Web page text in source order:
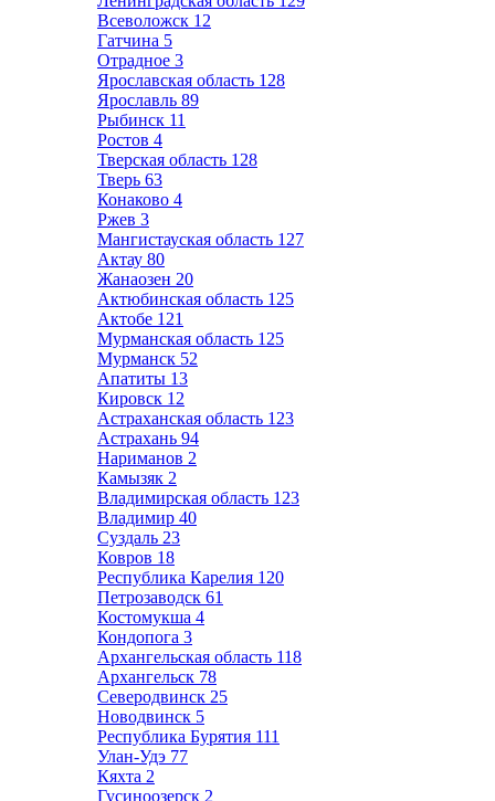
Всеволожск 12
Гатчина 5
Отрадное 3
Ярославская область 128
Ярославль 89
Рыбинск 11
Ростов 4
Тверская область 128
Тверь 63
Конаково 4
Ржев 3
Мангистауская область 127
Актау 80
Жанаозен 20
Актюбинская область 125
Актобе 121
Мурманская область 125
Мурманск 52
Апатиты 13
Кировск 12
Астраханская область 123
Астрахань 94
Нариманов 2
Камызяк 2
Владимирская область 123
Владимир 40
Суздаль 23
Ковров 18
Республика Карелия 120
Петрозаводск 61
Костомукша 4
Кондопога 3
Архангельская область 118
Архангельск 78
Северодвинск 25
Новодвинск 5
Республика Бурятия 111
Улан-Удэ 77
Кяхта 2
Гусиноозерск 2